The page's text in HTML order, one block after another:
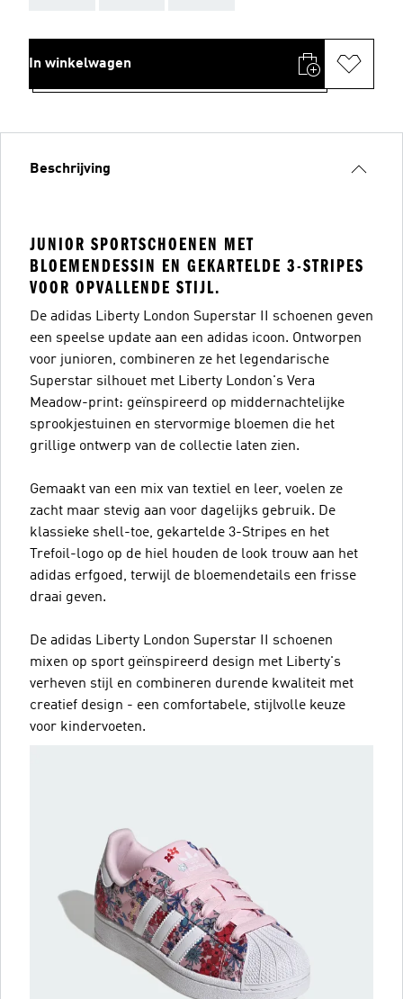
In winkelwagen
Beschrijving
JUNIOR SPORTSCHOENEN MET
BLOEMENDESSIN EN GEKARTELDE 3-STRIPES
VOOR OPVALLENDE STIJL.
De adidas Liberty London Superstar II schoenen geven
een speelse update aan een adidas icoon. Ontworpen
voor junioren, combineren ze het legendarische
Superstar silhouet met Liberty London's Vera
Meadow-print: geïnspireerd op middernachtelijke
sprookjestuinen en stervormige bloemen die het
grillige ontwerp van de collectie laten zien.
Gemaakt van een mix van textiel en leer, voelen ze
zacht maar stevig aan voor dagelijks gebruik. De
klassieke shell-toe, gekartelde 3-Stripes en het
Trefoil-logo op de hiel houden de look trouw aan het
adidas erfgoed, terwijl de bloemendetails een frisse
draai geven.
De adidas Liberty London Superstar II schoenen
mixen op sport geïnspireerd design met Liberty's
verheven stijl en combineren durende kwaliteit met
creatief design - een comfortabele, stijlvolle keuze
voor kindervoeten.